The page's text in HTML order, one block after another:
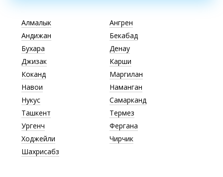
Алмалык
Ангрен
Андижан
Бекабад
Бухара
Денау
Джизак
Карши
Коканд
Маргилан
Навои
Наманган
Нукус
Самарканд
Ташкент
Термез
Ургенч
Фергана
Ходжейли
Чирчик
Шахрисабз